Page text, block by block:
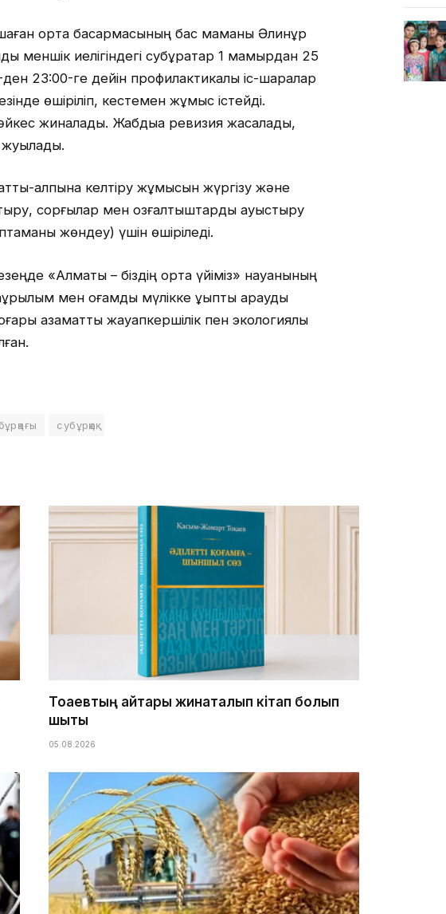
орта басқармасының бас маманы Әлинұр
меншік иелігіндегі субұрқақтар 1 мамырдан 25
ден 23:00-ге дейін профилактикалық іс-шаралар
өшіріліп, кестемен жұмыс істейді.
жиналады. Жабдыққа ревизия жасалады,
жуылады.
қалпына келтіру жұмысын жүргізу және
сорғылар мен қозғалтқыштарды ауыстыру
жөндеу) үшін өшіріледі.
«Алматы – біздің ортақ үйіміз» науқанының
мен қоғамдық мүлікке ұқыпты қарауды
азаматтық жауапкершілік пен экологиялық
субұрқақ
Тоқаевтың айтқары жинақталып кітап болып
шықты
05.08.2026